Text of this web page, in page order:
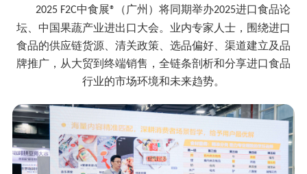
2025 F2C中食展® （广州）将同期举办2025进口食品论
坛、中国果蔬产业进出口大会。业内专家人士，围绕进口
食品的供应链货源、清关政策、选品偏好、渠道建立及品
牌推广，从大贸到终端销售，全链条剖析和分享进口食品
行业的市场环境和未来趋势。